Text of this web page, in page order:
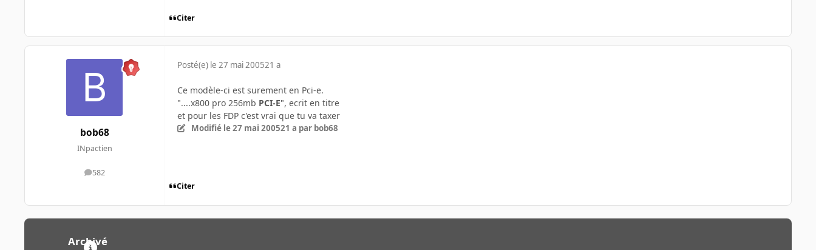
Citer
bob68
INpactien
582
messages
Posté(e) le 27 mai 200521 a
Ce modèle-ci est surement en Pci-e.
"....x800 pro 256mb PCI-E", ecrit en titre
et pour les FDP c'est vrai que tu va taxer
Modifié le 27 mai 200521 a par bob68
Citer
Archivé